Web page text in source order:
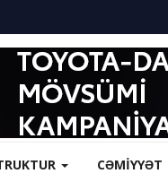
CƏMİYYƏT